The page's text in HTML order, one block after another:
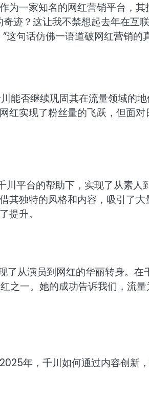
为一家知名的网红营销平台，
迹？这让我不禁想起去年在互
句话仿佛一语道破网红营销的
能否继续巩固其在流量领域的
红实现了粉丝量的飞跃，但面
川平台的帮助下，实现了从素人
其独特的风格和内容，吸引了
提升。
了从演员到网红的华丽转身。在
之一。她的成功告诉我们，流
年，千川如何通过内容创新